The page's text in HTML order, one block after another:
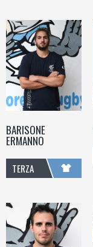
BARISONE
ERMANNO
TERZA